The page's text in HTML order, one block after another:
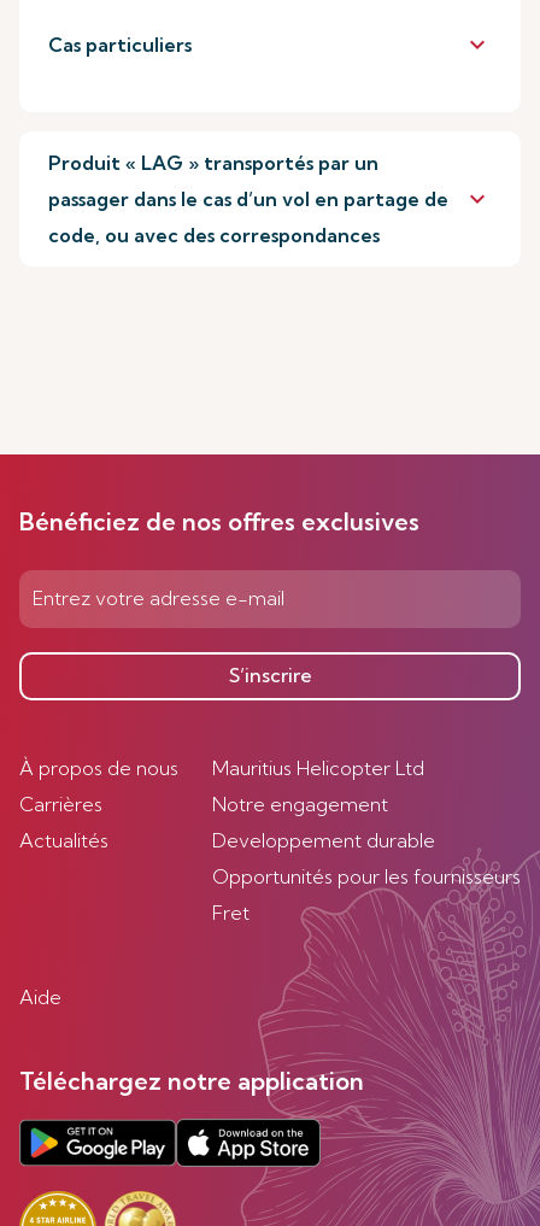
Cas particuliers keyboard_arrow_down
Produit « LAG » transportés par un
passager dans le cas d’un vol en partage de
code, ou avec des correspondances
keyboard_arrow_down
Bénéficiez de nos offres exclusives
S’inscrire
À propos de nous
Carrières
Actualités
Mauritius Helicopter Ltd
Notre engagement
Developpement durable
Opportunités pour les fournisseurs
Fret
Aide
Téléchargez notre application